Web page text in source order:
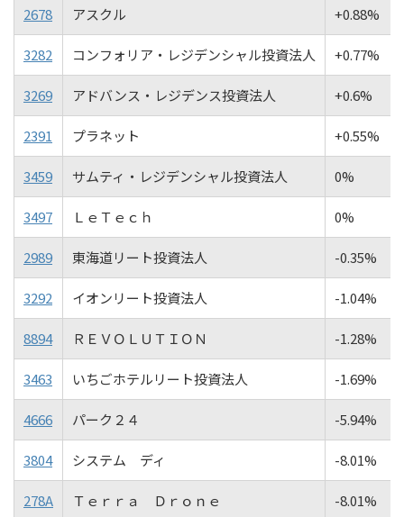
2678 アスクル +0.88%
3282 コンフォリア・レジデンシャル投資法人 +0.77%
3269 アドバンス・レジデンス投資法人 +0.6%
2391 プラネット +0.55%
3459 サムティ・レジデンシャル投資法人 0%
3497 ＬｅＴｅｃｈ 0%
2989 東海道リート投資法人 -0.35%
3292 イオンリート投資法人 -1.04%
8894 ＲＥＶＯＬＵＴＩＯＮ -1.28%
3463 いちごホテルリート投資法人 -1.69%
4666 パーク２４ -5.94%
3804 システム ディ -8.01%
278A Ｔｅｒｒａ Ｄｒｏｎｅ -8.01%